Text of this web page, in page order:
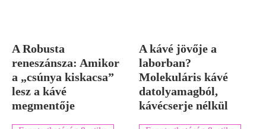
A Robusta
reneszánsza: Amikor
a „csúnya kiskacsa”
lesz a kávé
megmentője
A kávé jövője a
laborban?
Molekuláris kávé
datolyamagból,
kávécserje nélkül